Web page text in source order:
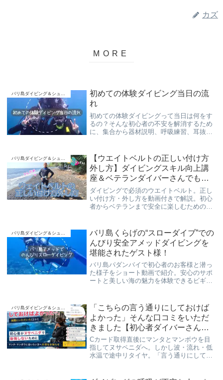
カズ
バリ島ダイビング＆シュノーケリング
初めての体験ダイビング当日の流
れ
初めての体験ダイビングって当日は何をす
るの？そんな初心者の不安を解消するため
に、集合から器材説明、呼吸練習、耳抜
すめ。
バリ島ダイビング＆シュノーケリング
【ウエイトベルトの正しい付け方
外し方】ダイビングスキル向上講
座＆ベテランダイバーさんでも意
外と間違えてるあるある
ダイビングで必須のウエイトベルト。正し
い付け方・外し方を動画付きで解説。初心
者からベテランまで安全に楽しむための基
バリ島くらげの“スローダイブ”での
んびり安全アメッドダイビングを
堪能されたゲスト様！
バリ島パダンバイで初心者のお客様と潜っ
た様子をショート動画で紹介。安心のサポ
ートと美しい海の魅力を体験できるビギナ
「こちらの言う通りにしておけば
よかった」そんな口コミをいただ
きました【初心者ダイバーさん
へ】
Cカード取得直後にマンタとマンボウを目
指してヌサペニダへ。しかし波・流れ・低
水温で途中リタイヤ。「言う通りにしてお